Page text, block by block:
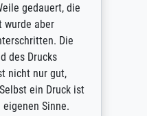
gedauert, die
wurde aber
Die
des Drucks
nicht nur gut,
ein Druck ist
Sinne.